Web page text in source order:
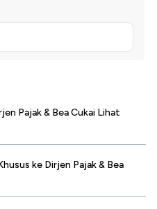
Pajak & Bea Cukai Lihat
ke Dirjen Pajak & Bea